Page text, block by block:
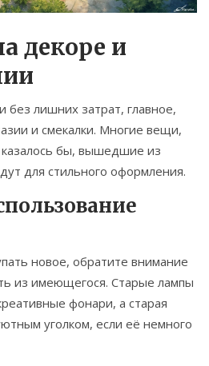
декоре и
без лишних затрат, главное,
и смекалки. Многие вещи,
бы, вышедшие из
для стильного оформления.
новое, обратите внимание
из имеющегося. Старые лампы
фонари, а старая
уголком, если её немного